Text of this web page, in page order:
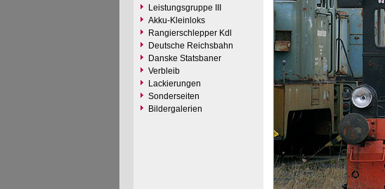
Leistungsgruppe III
Akku-Kleinloks
Rangierschlepper Kdl
Deutsche Reichsbahn
Danske Statsbaner
Verbleib
Lackierungen
Sonderseiten
Bildergalerien